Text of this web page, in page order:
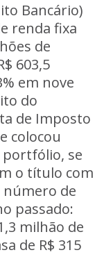
Bancário)
renda fixa
de
603,5
em nove
do
de Imposto
colocou
portfólio, se
o título com
de
passado:
milhão de
de R$ 315